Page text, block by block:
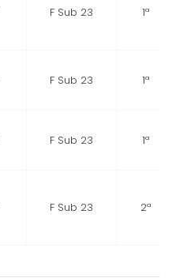
F Sub 23 1ª
F Sub 23 1ª
F Sub 23 1ª
F Sub 23 2ª